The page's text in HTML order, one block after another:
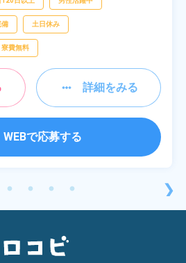
備 土日休み
寮費無料
詳細をみる
WEBで応募する
❯